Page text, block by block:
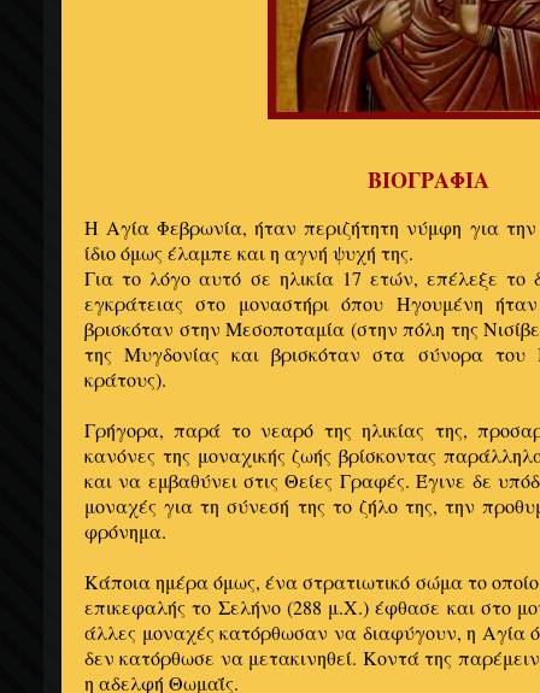
ΒΙΟΓΡΑΦΙΑ
Η Αγία Φεβρωνία, ήταν περιζήτητη νύμφη για
ίδιο όμως έλαμπε και η αγνή ψυχή της.
Για το λόγο αυτό σε ηλικία 17 ετών, επέλεξε το
εγκράτειας στο μοναστήρι όπου Ηγουμένη
βρισκόταν στην Μεσοποταμία (στην πόλη της
της Μυγδονίας και βρισκόταν στα σύνορα του
κράτους).
Γρήγορα, παρά το νεαρό της ηλικίας της,
κανόνες της μοναχικής ζωής βρίσκοντας
και να εμβαθύνει στις Θείες Γραφές. Έγινε δε
μοναχές για τη σύνεσή της το ζήλο της, την
φρόνημα.
Κάποια ημέρα όμως, ένα στρατιωτικό σώμα το
επικεφαλής το Σελήνο (288 μ.Χ.) έφθασε και στο
άλλες μοναχές κατόρθωσαν να διαφύγουν, η Αγία
δεν κατόρθωσε να μετακινηθεί. Κοντά της
η αδελφή Θωμαΐς.